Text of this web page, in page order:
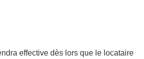
effective dès lors que le locataire